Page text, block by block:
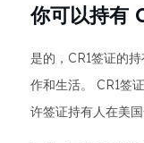
你可以持有
是的，CR1签证的
作和生活。 CR1签
许签证持有人在美